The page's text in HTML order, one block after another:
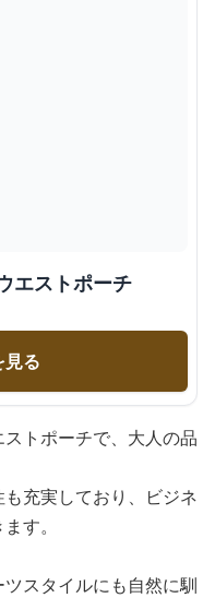
エストポーチ
見る
トポーチで、大人の品
充実しており、ビジネ
す。
スタイルにも自然に馴